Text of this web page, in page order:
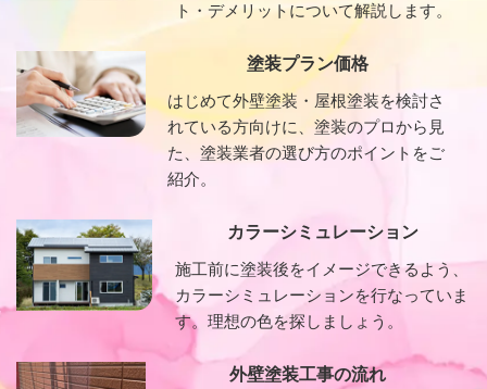
ト・デメリットについて解説します。
塗装プラン価格
はじめて外壁塗装・屋根塗装を検討さ
れている方向けに、塗装のプロから見
た、塗装業者の選び方のポイントをご
紹介。
カラーシミュレーション
施工前に塗装後をイメージできるよう、
カラーシミュレーションを行なっていま
す。理想の色を探しましょう。
外壁塗装工事の流れ